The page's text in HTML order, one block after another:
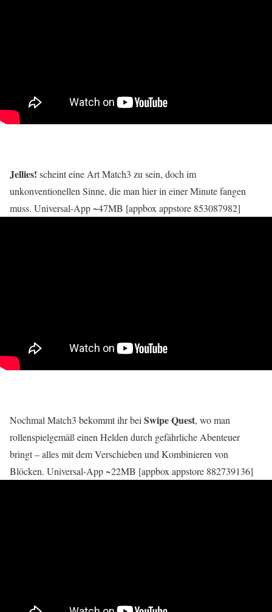
Jellies! scheint eine Art Match3 zu sein, doch im
unkonventionellen Sinne, die man hier in einer Minute fangen
muss. Universal-App ~47MB [appbox appstore 853087982]
Nochmal Match3 bekommt ihr bei Swipe Quest, wo man
rollenspielgemäß einen Helden durch gefährliche Abenteuer
bringt – alles mit dem Verschieben und Kombinieren von
Blöcken. Universal-App ~22MB [appbox appstore 882739136]